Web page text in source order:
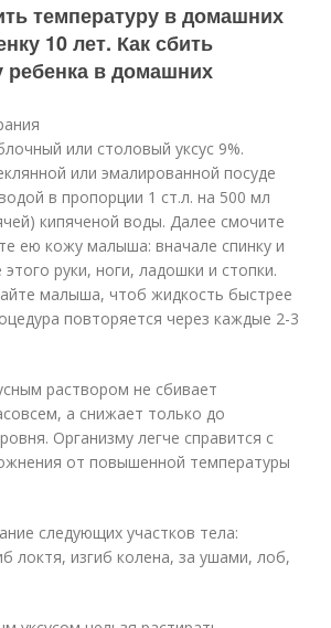
температуру в домашних
10 лет. Как сбить
ребенка в домашних
или столовый уксус 9%.
или эмалированной посуде
в пропорции 1 ст.л. на 500 мл
кипяченой воды. Далее смочите
ею кожу малыша: вначале спинку и
руки, ноги, ладошки и стопки.
малыша, чтоб жидкость быстрее
повторяется через каждые 2-3
раствором не сбивает
а снижает только до
Организму легче справится с
от повышенной температуры
следующих участков тела:
локтя, изгиб колена, за ушами, лоб,